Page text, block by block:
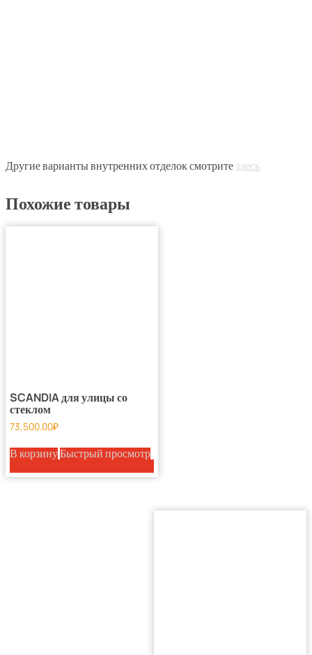
Другие варианты внутренних отделок смотритездесь
Похожие товары
SCANDIA для улицы со
стеклом
73,500.00₽
В корзинуБыстрый просмотр